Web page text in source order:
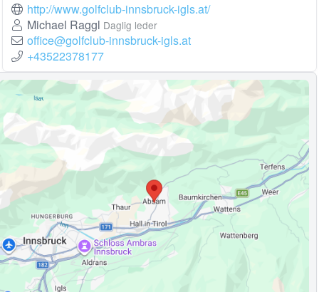
http://www.golfclub-innsbruck-igls.at/
Michael Raggl Daglig leder
office@golfclub-innsbruck-igls.at
+43522378177